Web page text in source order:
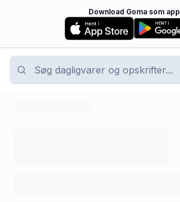
Download Goma som app